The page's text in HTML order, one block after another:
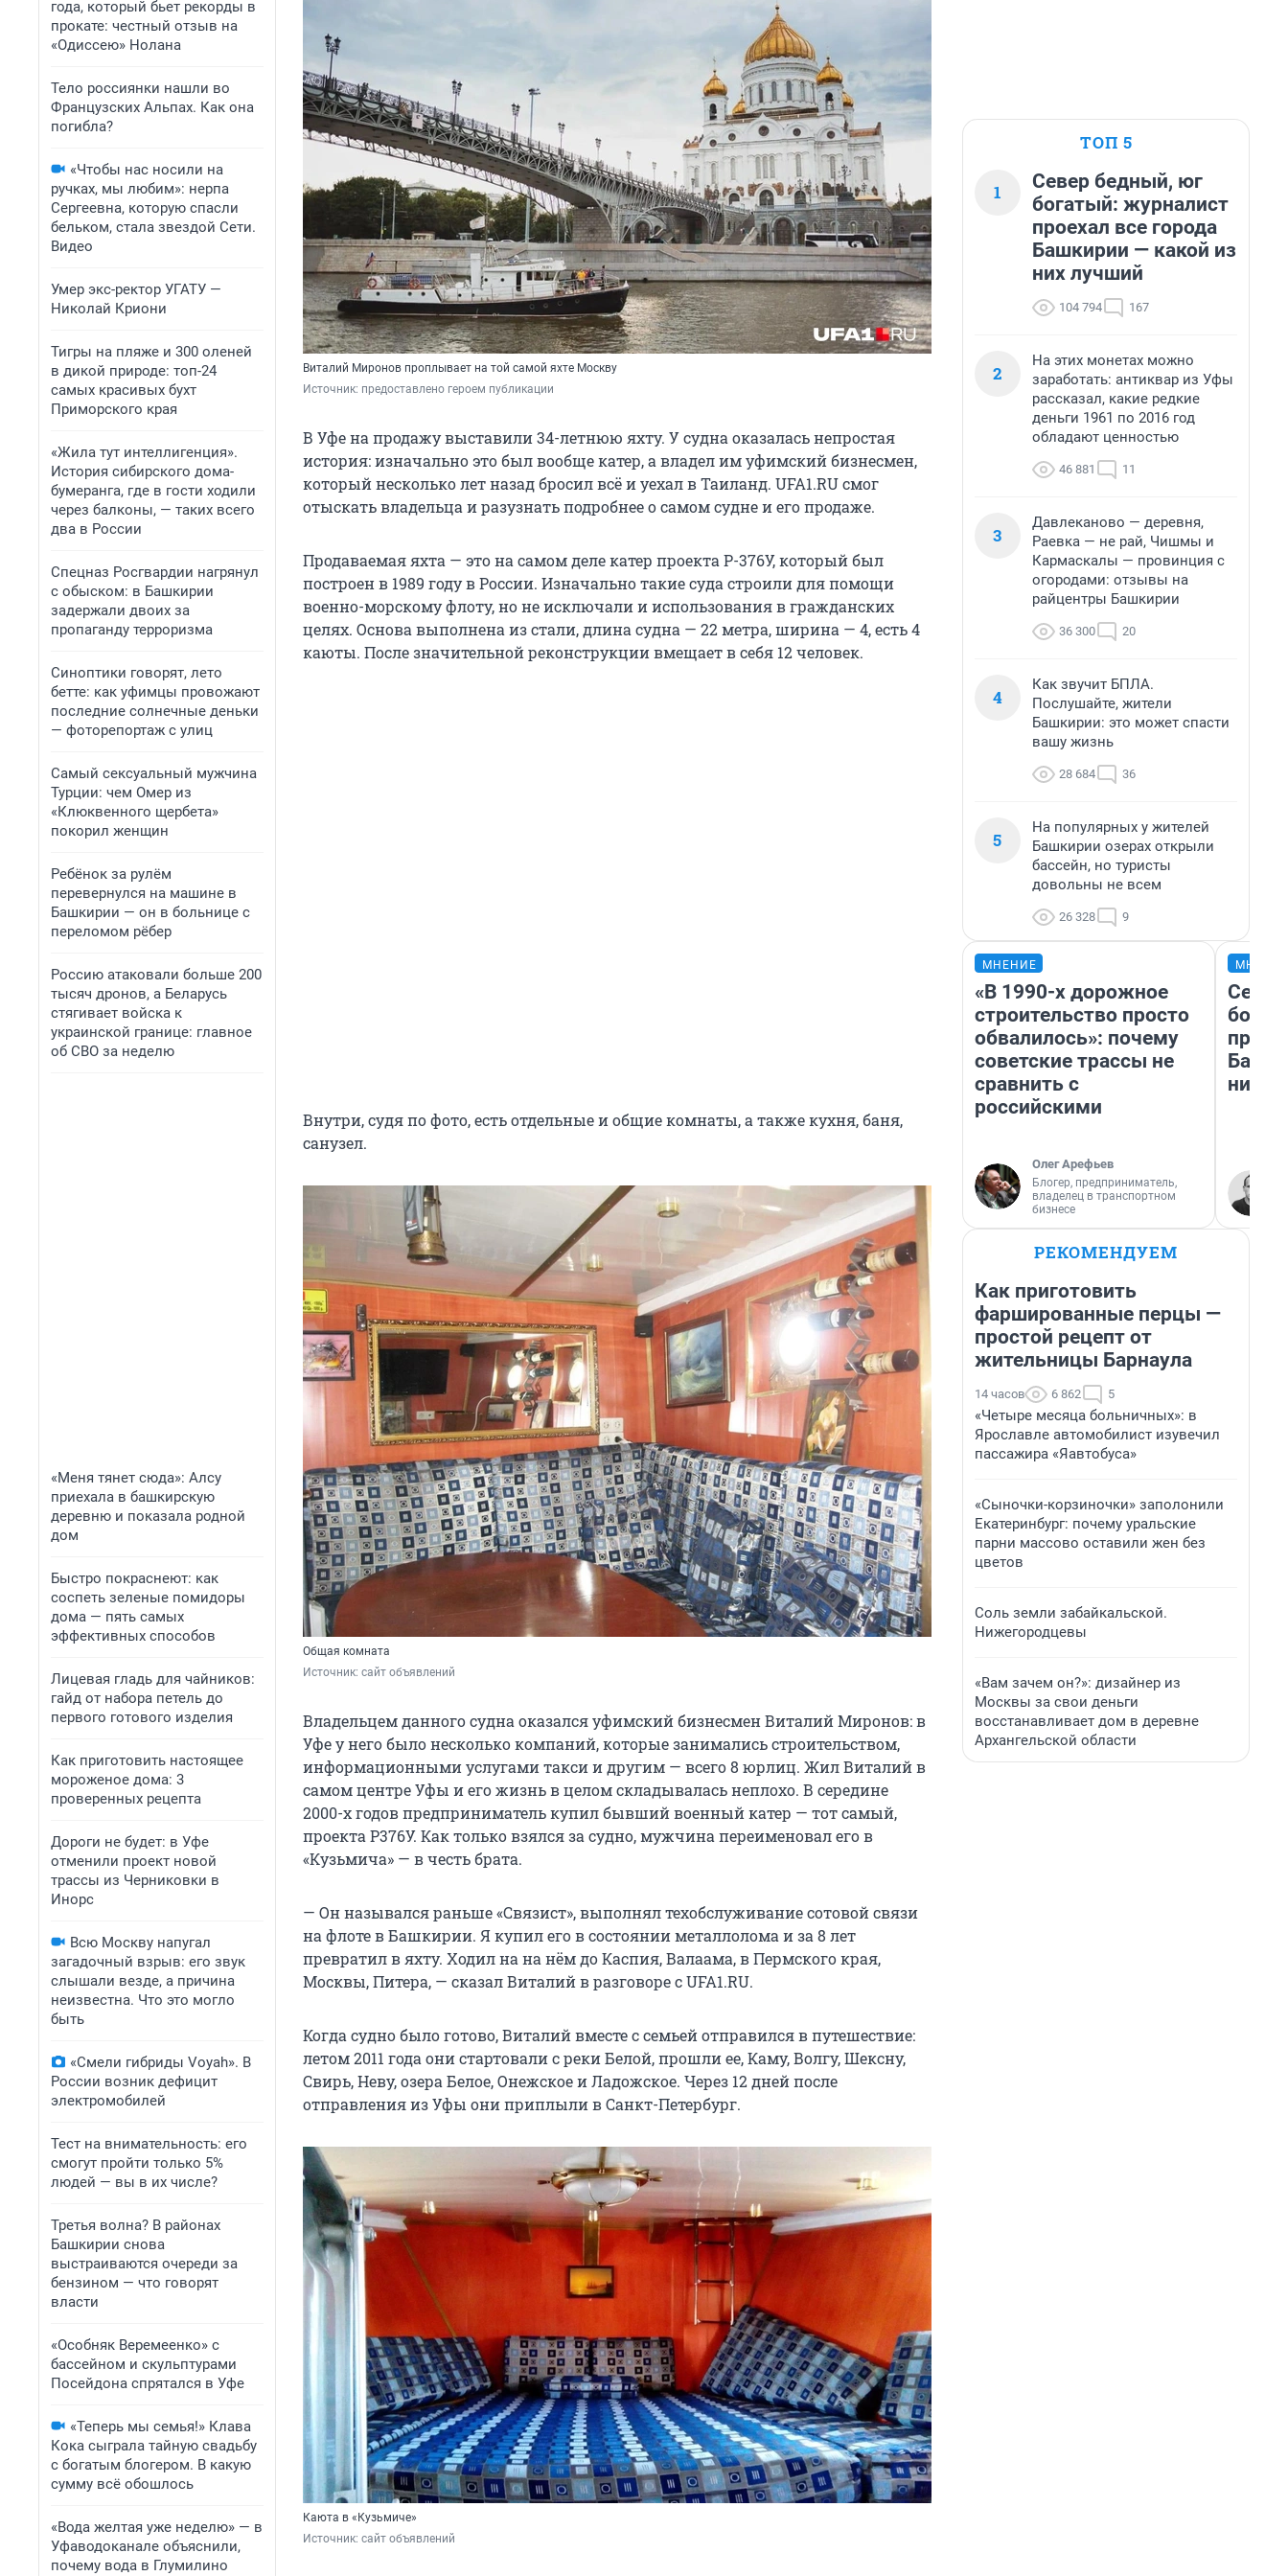
года, который бьет рекорды в
прокате: честный отзыв на
«Одиссею» Нолана
Тело россиянки нашли во
Французских Альпах. Как она
погибла?
«Чтобы нас носили на
ручках, мы любим»: нерпа
Сергеевна, которую спасли
бельком, стала звездой Сети.
Видео
Умер экс-ректор УГАТУ —
Николай Криони
Тигры на пляже и 300 оленей
в дикой природе: топ-24
самых красивых бухт
Приморского края
«Жила тут интеллигенция».
История сибирского дома-
бумеранга, где в гости ходили
через балконы, — таких всего
два в России
Спецназ Росгвардии нагрянул
с обыском: в Башкирии
задержали двоих за
пропаганду терроризма
Синоптики говорят, лето
бетте: как уфимцы провожают
последние солнечные деньки
— фоторепортаж с улиц
Самый сексуальный мужчина
Турции: чем Омер из
«Клюквенного щербета»
покорил женщин
Ребёнок за рулём
перевернулся на машине в
Башкирии — он в больнице с
переломом рёбер
Россию атаковали больше 200
тысяч дронов, а Беларусь
стягивает войска к
украинской границе: главное
об СВО за неделю
«Меня тянет сюда»: Алсу
приехала в башкирскую
деревню и показала родной
дом
Быстро покраснеют: как
соспеть зеленые помидоры
дома — пять самых
эффективных способов
Лицевая гладь для чайников:
гайд от набора петель до
первого готового изделия
Как приготовить настоящее
мороженое дома: 3
проверенных рецепта
Дороги не будет: в Уфе
отменили проект новой
трассы из Черниковки в
Инорс
Всю Москву напугал
загадочный взрыв: его звук
слышали везде, а причина
неизвестна. Что это могло
быть
«Смели гибриды Voyah». В
России возник дефицит
электромобилей
Тест на внимательность: его
смогут пройти только 5%
людей — вы в их числе?
Третья волна? В районах
Башкирии снова
выстраиваются очереди за
бензином — что говорят
власти
«Особняк Веремеенко» с
бассейном и скульптурами
Посейдона спрятался в Уфе
«Теперь мы семья!» Клава
Кока сыграла тайную свадьбу
с богатым блогером. В какую
сумму всё обошлось
«Вода желтая уже неделю» — в
Уфаводоканале объяснили,
почему вода в Глумилино
Виталий Миронов проплывает на той самой яхте Москву
Источник: предоставлено героем публикации
В Уфе на продажу выставили 34-летнюю яхту. У судна оказалась непростая
история: изначально это был вообще катер, а владел им уфимский бизнесмен,
который несколько лет назад бросил всё и уехал в Таиланд. UFA1.RU смог
отыскать владельца и разузнать подробнее о самом судне и его продаже.
Продаваемая яхта — это на самом деле катер проекта Р-376У, который был
построен в 1989 году в России. Изначально такие суда строили для помощи
военно-морскому флоту, но не исключали и использования в гражданских
целях. Основа выполнена из стали, длина судна — 22 метра, ширина — 4, есть 4
каюты. После значительной реконструкции вмещает в себя 12 человек.
Внутри, судя по фото, есть отдельные и общие комнаты, а также кухня, баня,
санузел.
Общая комната
Источник: сайт объявлений
Владельцем данного судна оказался уфимский бизнесмен Виталий Миронов: в
Уфе у него было несколько компаний, которые занимались строительством,
информационными услугами такси и другим — всего 8 юрлиц. Жил Виталий в
самом центре Уфы и его жизнь в целом складывалась неплохо. В середине
2000-х годов предприниматель купил бывший военный катер — тот самый,
проекта Р376У. Как только взялся за судно, мужчина переименовал его в
«Кузьмича» — в честь брата.
— Он назывался раньше «Связист», выполнял техобслуживание сотовой связи
на флоте в Башкирии. Я купил его в состоянии металлолома и за 8 лет
превратил в яхту. Ходил на на нём до Каспия, Валаама, в Пермского края,
Москвы, Питера, — сказал Виталий в разговоре с UFA1.RU.
Когда судно было готово, Виталий вместе с семьей отправился в путешествие:
летом 2011 года они стартовали с реки Белой, прошли ее, Каму, Волгу, Шексну,
Свирь, Неву, озера Белое, Онежское и Ладожское. Через 12 дней после
отправления из Уфы они приплыли в Санкт-Петербург.
Каюта в «Кузьмиче»
Источник: сайт объявлений
ТОП 5
1
Север бедный, юг
богатый: журналист
проехал все города
Башкирии — какой из
них лучший
104 794 167
2
На этих монетах можно
заработать: антиквар из Уфы
рассказал, какие редкие
деньги 1961 по 2016 год
обладают ценностью
46 881 11
3
Давлеканово — деревня,
Раевка — не рай, Чишмы и
Кармаскалы — провинция с
огородами: отзывы на
райцентры Башкирии
36 300 20
4
Как звучит БПЛА.
Послушайте, жители
Башкирии: это может спасти
вашу жизнь
28 684 36
5
На популярных у жителей
Башкирии озерах открыли
бассейн, но туристы
довольны не всем
26 328 9
МНЕНИЕ
«В 1990-х дорожное
строительство просто
обвалилось»: почему
советские трассы не
сравнить с
российскими
Олег Арефьев
Блогер, предприниматель,
владелец в транспортном
бизнесе
них
РЕКОМЕНДУЕМ
Как приготовить
фаршированные перцы —
простой рецепт от
жительницы Барнаула
14 часов 6 862 5
«Четыре месяца больничных»: в
Ярославле автомобилист изувечил
пассажира «Яавтобуса»
«Сыночки-корзиночки» заполонили
Екатеринбург: почему уральские
парни массово оставили жен без
цветов
Соль земли забайкальской.
Нижегородцевы
«Вам зачем он?»: дизайнер из
Москвы за свои деньги
восстанавливает дом в деревне
Архангельской области